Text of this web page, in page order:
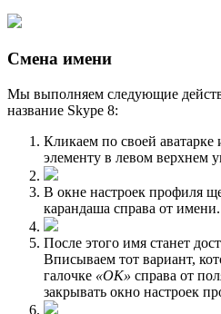
Смена имени
Мы выполняем следующие
название Skype 8:
Кликаем по своей
элементу в левом верхнем
В окне настроек профиля
карандаша справа от имени.
После этого имя станет
Вписываем тот вариант,
галочке «OK» справа от
закрывать окно настроек